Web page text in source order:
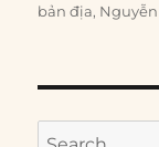
bản địa,
Search